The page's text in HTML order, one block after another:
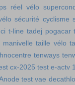
réel vélo
sécurité cyclisme
t-line tadej pogacar
manivelle taille vélo
tenways
cx-2025 test e-actv
test vae